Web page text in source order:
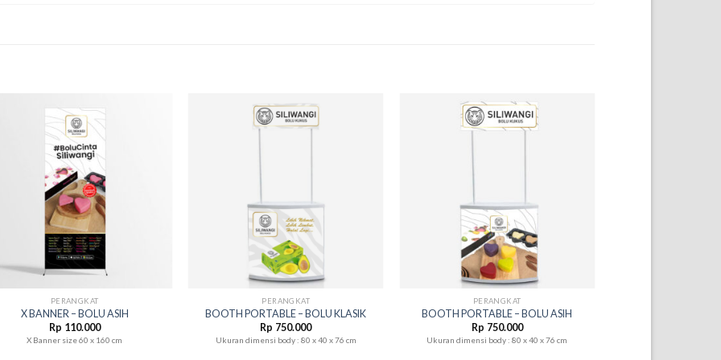
PERANGKAT
X BANNER – BOLU ASIH
Rp 110.000
X Banner size 60 x 160 cm
PERANGKAT
BOOTH PORTABLE – BOLU KLASIK
Rp 750.000
Ukuran dimensi body : 80 x 40 x 76 cm
PERANGKAT
BOOTH PORTABLE – BOLU ASIH
Rp 750.000
Ukuran dimensi body : 80 x 40 x 76 cm